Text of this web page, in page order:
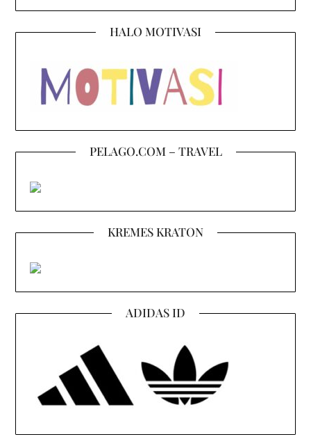
HALO MOTIVASI
PELAGO.COM – TRAVEL
KREMES KRATON
ADIDAS ID